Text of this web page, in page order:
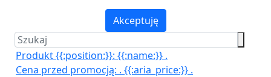
Akceptuję
Produkt {{:position:}}: {{:name:}} .
Cena przed promocją: . {{:aria_price:}} .